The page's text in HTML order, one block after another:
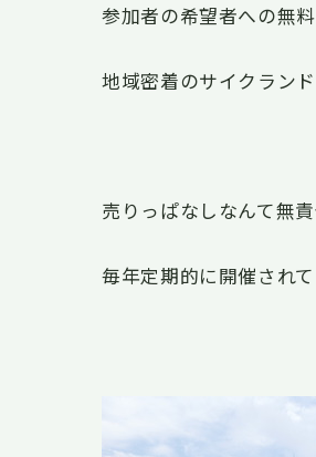
参加者の希望者への無
地域密着のサイクラン
売りっぱなしなんて無
毎年定期的に開催され